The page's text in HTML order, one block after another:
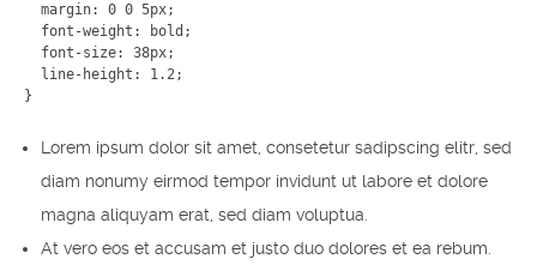
  margin: 0 0 5px;
  font-weight: bold;
  font-size: 38px;
  line-height: 1.2;
}
Lorem ipsum dolor sit amet, consetetur sadipscing elitr, sed
diam nonumy eirmod tempor invidunt ut labore et dolore
magna aliquyam erat, sed diam voluptua.
At vero eos et accusam et justo duo dolores et ea rebum.